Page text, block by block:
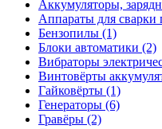
Аккумуляторы,
Аппараты для
Бензопилы (1)
Блоки автоматики (2)
Вибраторы
Винтовёрты
Гайковёрты (1)
Генераторы (6)
Гравёры (2)